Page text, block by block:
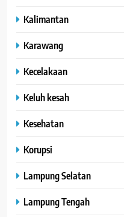
Kalimantan
Karawang
Kecelakaan
Keluh kesah
Kesehatan
Korupsi
Lampung Selatan
Lampung Tengah